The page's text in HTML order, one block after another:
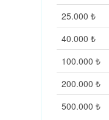
25.000 ₺
40.000 ₺
100.000 ₺
200.000 ₺
500.000 ₺